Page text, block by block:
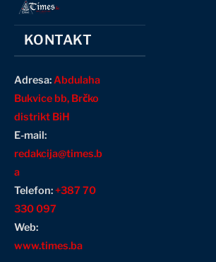
KONTAKT
Adresa:Abdulaha
Bukvice bb, Brčko
distrikt BiH
E-mail:
redakcija@times.b
a
Telefon:+387 70
330 097
Web:
www.times.ba